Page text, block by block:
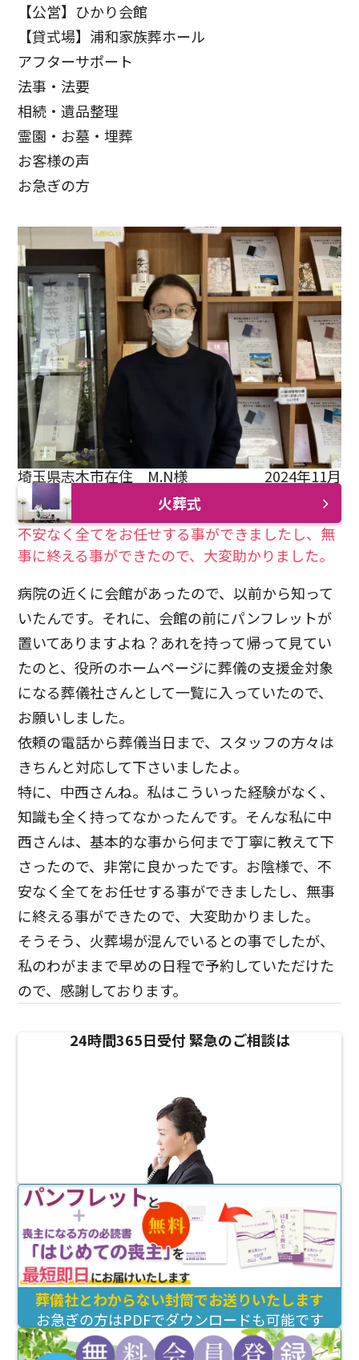
【公営】ひかり会館
【貸式場】浦和家族葬ホール
アフターサポート
法事・法要
相続・遺品整理
霊園・お墓・埋葬
お客様の声
お急ぎの方
お客様からたくさんの感謝の声をいただきました
埼玉県志木市在住 M.N様
2024年11月
火葬式
不安なく全てをお任せする事ができましたし、無
事に終える事ができたので、大変助かりました。
病院の近くに会館があったので、以前から知って
いたんです。それに、会館の前にパンフレットが
置いてありますよね？あれを持って帰って見てい
たのと、役所のホームページに葬儀の支援金対象
になる葬儀社さんとして一覧に入っていたので、
お願いしました。
依頼の電話から葬儀当日まで、スタッフの方々は
きちんと対応して下さいましたよ。
特に、中西さんね。私はこういった経験がなく、
知識も全く持ってなかったんです。そんな私に中
西さんは、基本的な事から何まで丁寧に教えて下
さったので、非常に良かったです。お陰様で、不
安なく全てをお任せする事ができましたし、無事
に終える事ができたので、大変助かりました。
そうそう、火葬場が混んでいるとの事でしたが、
私のわがままで早めの日程で予約していただけた
ので、感謝しております。
24時間365日受付緊急のご相談は
葬儀社とわからない封筒でお送りいたします
お急ぎの方はPDFでダウンロードも可能です